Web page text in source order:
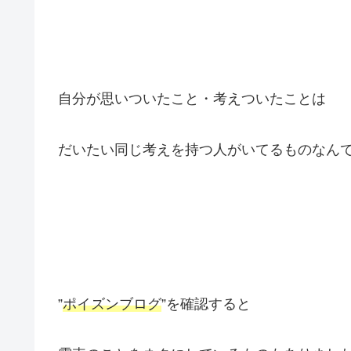
自分が思いついたこと・考えついたことは
だいたい同じ考えを持つ人がいてるものなん
”ポイズンブログ”を確認すると